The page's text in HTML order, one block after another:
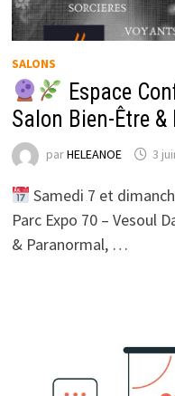
SALONS
Espace
Salon Bien-Être &
parHELEANOE 3
Samedi 7 et
Parc Expo 70 – Vesoul
& Paranormal, …